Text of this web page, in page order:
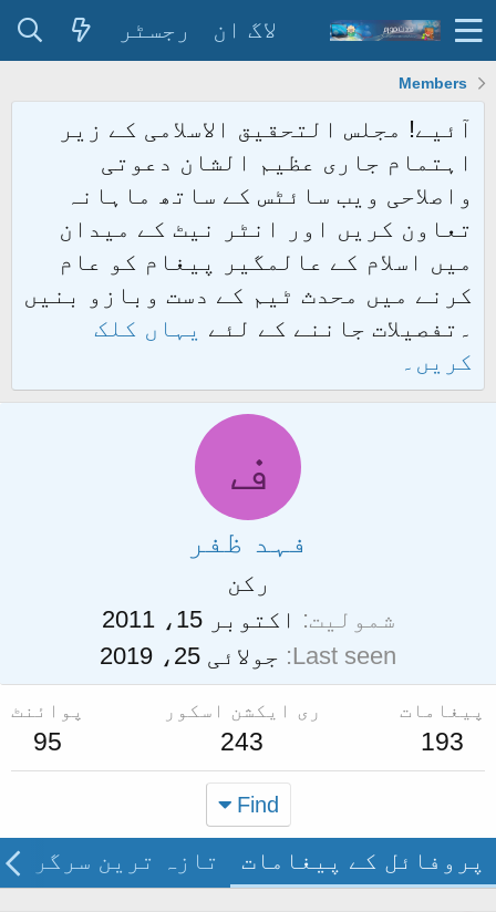
لاگ ان رجسٹر
Members
آئیے! مجلس التحقیق الاسلامی کے زیر
اہتمام جاری عظیم الشان دعوتی
واصلاحی ویب سائٹس کے ساتھ ماہانہ
تعاون کریں اور انٹر نیٹ کے میدان
میں اسلام کے عالمگیر پیغام کو عام
کرنے میں محدث ٹیم کے دست وبازو بنیں
۔تفصیلات جاننے کے لئے یہاں کلک
کریں۔
ف
فہد ظفر
رکن
شمولیت
اکتوبر 15، 2011
Last seen جولائی 25، 2019
پیغامات
193
ری ایکشن اسکور
243
پوائنٹ
95
Find
پروفائل کے پیغامات تازہ ترین سرگرمی